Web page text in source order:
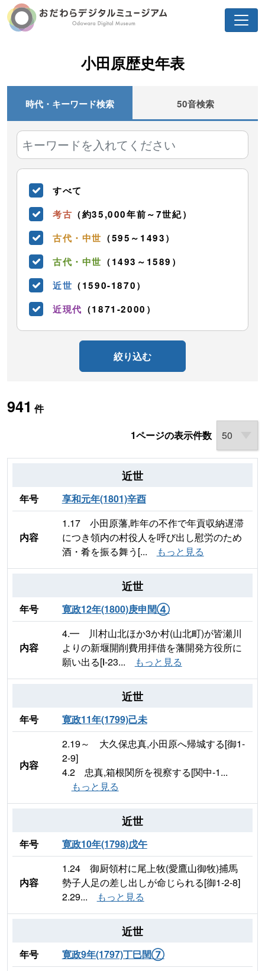
小田原歴史年表
時代・キーワード検索 50音検索
すべて
考古 （約35,000年前～7世紀）
古代・中世 （595～1493）
古代・中世 （1493～1589）
近世 （1590-1870）
近現代 （1871-2000）
絞り込む
941 件
1ページの表示件数
近世
年号 享和元年(1801)辛酉
内容
1.17 小田原藩,昨年の不作で年貢収納遅滞
につき領内の村役人を呼び出し慰労のため
酒・肴を振る舞う[...
もっと見る
近世
年号 寛政12年(1800)庚申閏④
内容
4.━ 川村山北ほか3か村(山北町)が皆瀬川
よりの新堰開削費用拝借を藩開発方役所に
願い出る[Ⅰ-23...
もっと見る
近世
年号 寛政11年(1799)己未
内容
2.19～ 大久保忠真,小田原へ帰城する[御1-
2-9]
4.2 忠真,箱根関所を視察する[関中-1...
もっと見る
近世
年号 寛政10年(1798)戊午
内容
1.24 御厨領村に尾上牧(愛鷹山御牧)捕馬
勢子人足の差し出しが命じられる[御1-2-8]
2.29...
もっと見る
近世
年号 寛政9年(1797)丁巳閏⑦